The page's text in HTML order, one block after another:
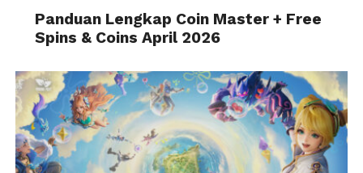
Panduan Lengkap Coin Master + Free
Spins & Coins April 2026